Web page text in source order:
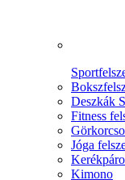
Deszkák
Fitness
Jóga
Kimono